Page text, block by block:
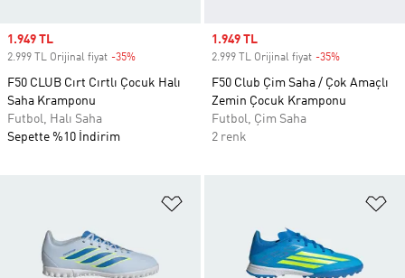
Sale price
1.949 TL
2.999 TL Orijinal fiyat -35%
F50 CLUB Cırt Cırtlı Çocuk Halı
Saha Kramponu
Futbol, Halı Saha
Sepette %10 İndirim
Sale price
1.949 TL
2.999 TL Orijinal fiyat -35%
F50 Club Çim Saha / Çok Amaçlı
Zemin Çocuk Kramponu
Futbol, Çim Saha
2 renk